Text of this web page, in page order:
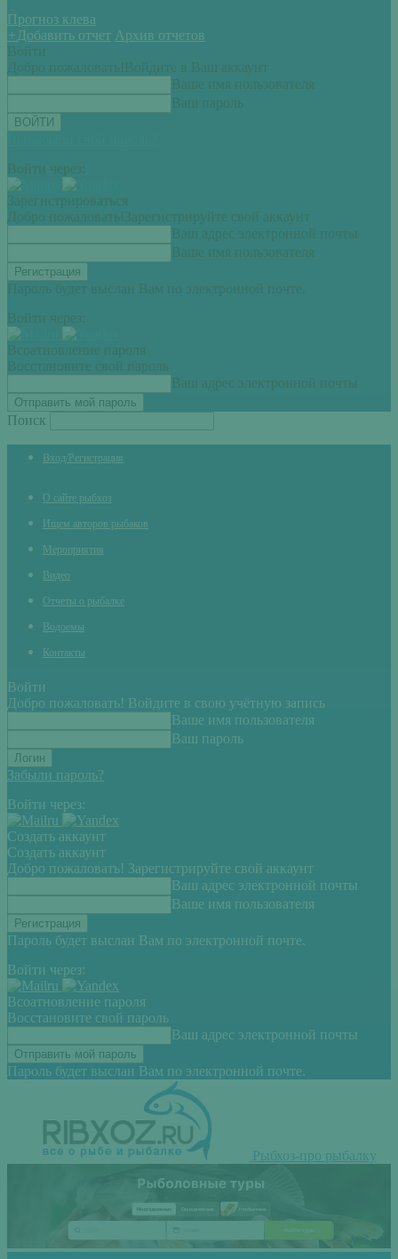
Прогноз клева
+ Добавить отчет Архив отчетов
Войти
Добро пожаловать! Войдите в Ваш аккаунт
Ваше имя пользователя
Ваш пароль
Войти через:
Зарегистрироваться
Добро пожаловать! Зарегистрируйте свой аккаунт
Ваш адрес электронной почты
Ваше имя пользователя
Пароль будет выслан Вам по электронной почте.
Войти через:
Всоатновление пароля
Восстановите свой пароль
Ваш адрес электронной почты
Поиск
Вход/Регистрация
О сайте рыбхоз
Ищем авторов рыбаков
Мероприятия
Видео
Отчеты о рыбалке
Водоемы
Контакты
Войти
Добро пожаловать! Войдите в свою учётную запись
Ваше имя пользователя
Ваш пароль
Забыли пароль?
Войти через:
Создать аккаунт
Создать аккаунт
Добро пожаловать! Зарегистрируйте свой аккаунт
Ваш адрес электронной почты
Ваше имя пользователя
Пароль будет выслан Вам по электронной почте.
Войти через:
Всоатновление пароля
Восстановите свой пароль
Ваш адрес электронной почты
Пароль будет выслан Вам по электронной почте.
Рыбхоз-про рыбалку